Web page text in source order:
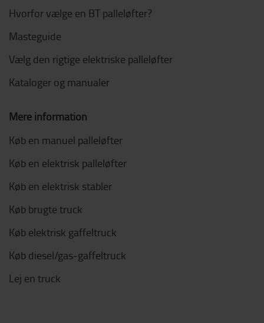
Hvorfor vælge en BT palleløfter?
Masteguide
Vælg den rigtige elektriske palleløfter
Kataloger og manualer
Mere information
Køb en manuel palleløfter
Køb en elektrisk palleløfter
Køb en elektrisk stabler
Køb brugte truck
Køb elektrisk gaffeltruck
Køb diesel/gas-gaffeltruck
Lej en truck